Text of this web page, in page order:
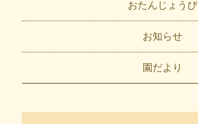
おたんじょうび
お知らせ
園だより